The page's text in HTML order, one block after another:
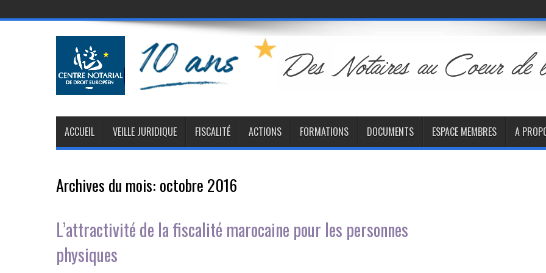
ACCUEIL VEILLE JURIDIQUE FISCALITÉ ACTIONS FORMATIONS DOCUMENTS ESPACE MEMBRES A
Archives du mois: octobre 2016
L’attractivité de la fiscalité marocaine pour les personnes
physiques